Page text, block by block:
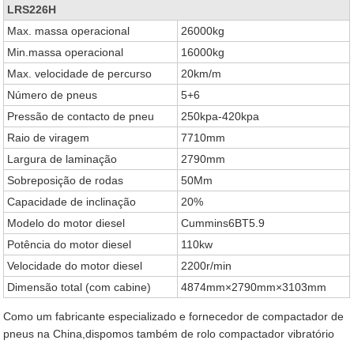
LRS226H
Max. massa operacional
26000kg
Min.massa operacional
16000kg
Max. velocidade de percurso
20km/m
Número de pneus
5+6
Pressão de contacto de pneu
250kpa-420kpa
Raio de viragem
7710mm
Largura de laminação
2790mm
Sobreposição de rodas
50Mm
Capacidade de inclinação
20%
Modelo do motor diesel
Cummins6BT5.9
Potência do motor diesel
110kw
Velocidade do motor diesel
2200r/min
Dimensão total (com cabine)
4874mm×2790mm×3103mm
Como um fabricante especializado e fornecedor de compactador de
pneus na China,dispomos também de rolo compactador vibratório